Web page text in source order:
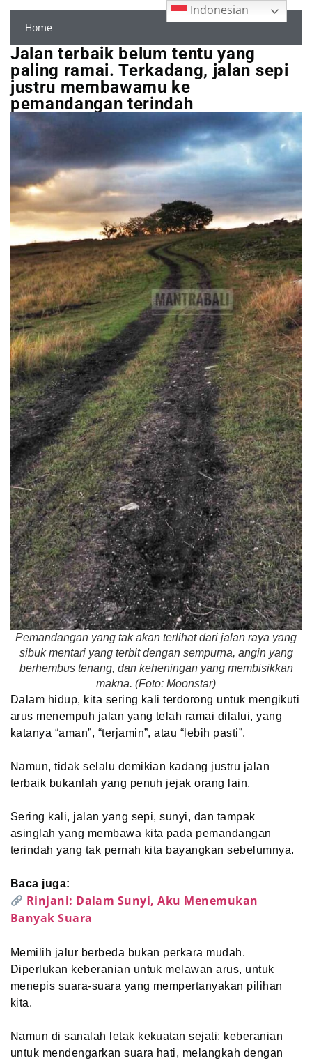
Home
Jalan terbaik belum tentu yang
paling ramai. Terkadang, jalan sepi
justru membawamu ke
pemandangan terindah
Pemandangan yang tak akan terlihat dari jalan raya yang
sibuk mentari yang terbit dengan sempurna, angin yang
berhembus tenang, dan keheningan yang membisikkan
makna. (Foto: Moonstar)
Dalam hidup, kita sering kali terdorong untuk mengikuti
arus menempuh jalan yang telah ramai dilalui, yang
katanya “aman”, “terjamin”, atau “lebih pasti”.
Namun, tidak selalu demikian kadang justru jalan
terbaik bukanlah yang penuh jejak orang lain.
Sering kali, jalan yang sepi, sunyi, dan tampak
asinglah yang membawa kita pada pemandangan
terindah yang tak pernah kita bayangkan sebelumnya.
Baca juga:
Rinjani: Dalam Sunyi, Aku Menemukan
Banyak Suara
Memilih jalur berbeda bukan perkara mudah.
Diperlukan keberanian untuk melawan arus, untuk
menepis suara-suara yang mempertanyakan pilihan
kita.
Namun di sanalah letak kekuatan sejati: keberanian
untuk mendengarkan suara hati, melangkah dengan
Indonesian